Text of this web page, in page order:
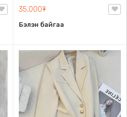
тохиромжтой, биед тухтай,
силкэн даавуун, M L XL 2XL.
35,000₮
Бэлэн байгаа